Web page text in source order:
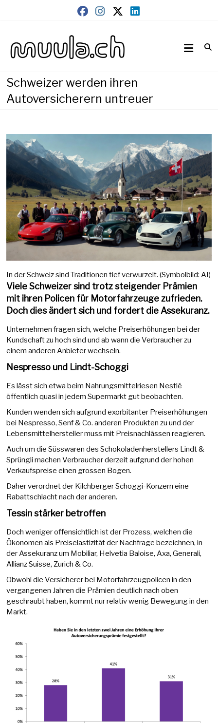
muula.ch
Schweizer werden ihren
Autoversicherern untreuer
In der Schweiz sind Traditionen tief verwurzelt. (Symbolbild: AI)
Viele Schweizer sind trotz steigender Prämien
mit ihren Policen für Motorfahrzeuge zufrieden.
Doch dies ändert sich und fordert die Assekuranz.
Unternehmen fragen sich, welche Preiserhöhungen bei der
Kundschaft zu hoch sind und ab wann die Verbraucher zu
einem anderen Anbieter wechseln.
Nespresso und Lindt-Schoggi
Es lässt sich etwa beim Nahrungsmittelriesen Nestlé
öffentlich quasi in jedem Supermarkt gut beobachten.
Kunden wenden sich aufgrund exorbitanter Preiserhöhungen
bei Nespresso, Senf & Co. anderen Produkten zu und der
Lebensmittelhersteller muss mit Preisnachlässen reagieren.
Auch um die Süsswaren des Schokoladenherstellers Lindt &
Sprüngli machen Verbraucher derzeit aufgrund der hohen
Verkaufspreise einen grossen Bogen.
Daher verordnet der Kilchberger Schoggi-Konzern eine
Rabattschlacht nach der anderen.
Tessin stärker betroffen
Doch weniger offensichtlich ist der Prozess, welchen die
Ökonomen als Preiselastizität der Nachfrage bezeichnen, in
der Assekuranz um Mobiliar, Helvetia Baloise, Axa, Generali,
Allianz Suisse, Zurich & Co.
Obwohl die Versicherer bei Motorfahrzeugpolicen in den
vergangenen Jahren die Prämien deutlich nach oben
geschraubt haben, kommt nur relativ wenig Bewegung in den
Markt.